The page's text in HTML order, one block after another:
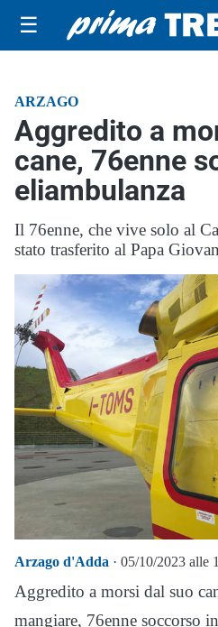
☰
ARZAGO
Aggredito a
cane, 76enne
eliambulanza
Il 76enne, che vive solo al
stato trasferito al Papa
Arzago d'Adda · 05/10/2023 alle
Aggredito a morsi dal suo
mangiare, 76enne soccorso